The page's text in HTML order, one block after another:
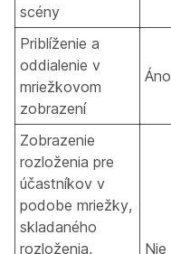
scény
Priblíženie a
oddialenie v
mriežkovom
zobrazení
Áno
Zobrazenie
rozloženia pre
účastníkov v
podobe mriežky,
skladaného
rozloženia,
Nie